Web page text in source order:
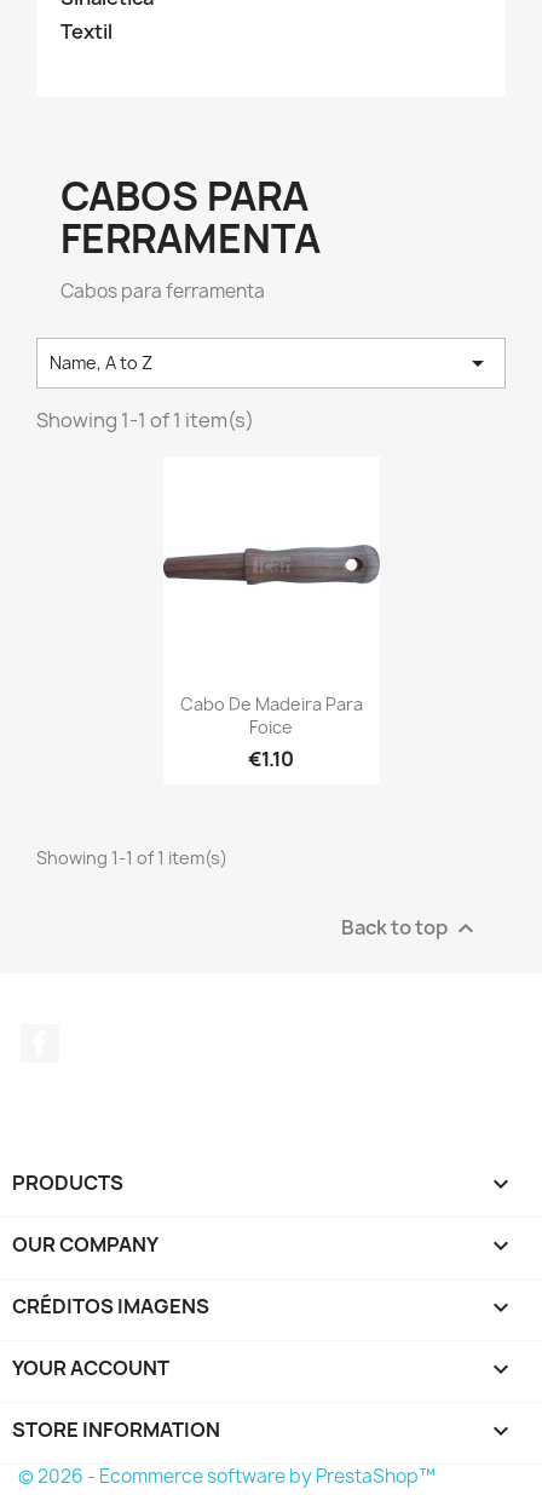
Textil
CABOS PARA
FERRAMENTA
Cabos para ferramenta
Name, A to Z 
Showing 1-1 of 1 item(s)
Cabo De Madeira Para
Foice
€1.10
Showing 1-1 of 1 item(s)
Back to top 
PRODUCTS 
OUR COMPANY 
CRÉDITOS IMAGENS 
YOUR ACCOUNT 
STORE INFORMATION keyboard_arrow_down
© 2026 - Ecommerce software by PrestaShop™